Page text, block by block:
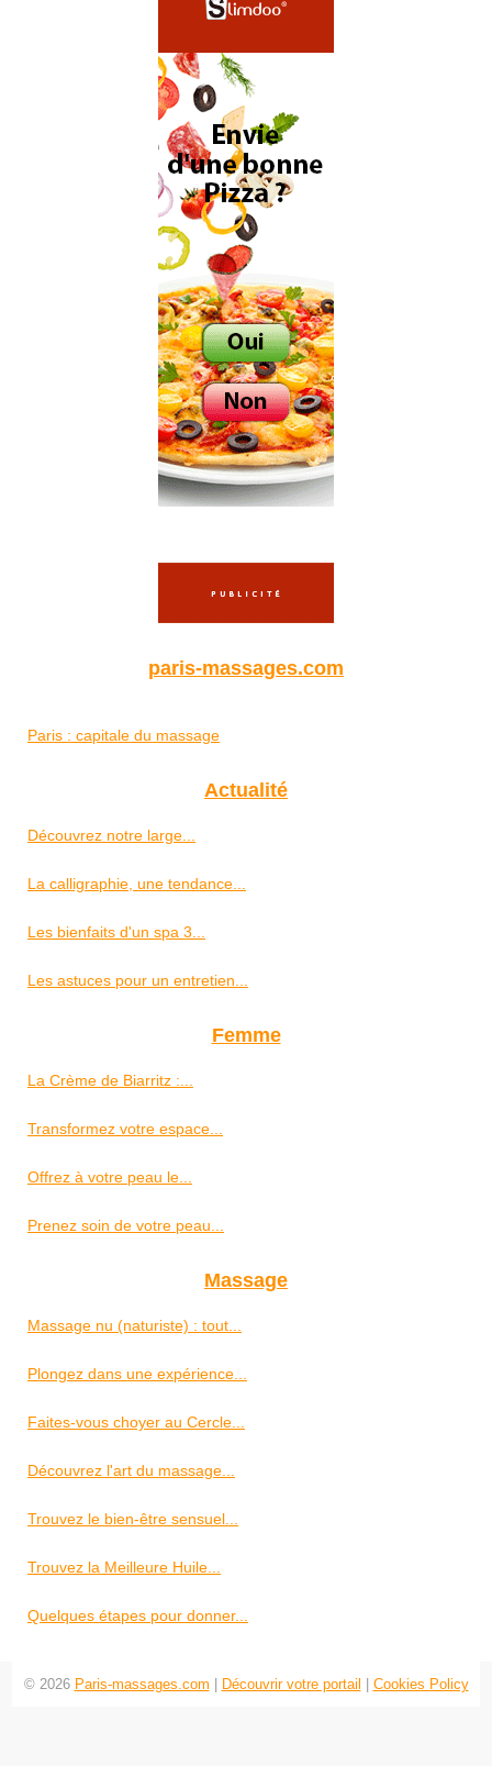
paris-massages.com
Paris : capitale du massage
Actualité
Découvrez notre large...
La calligraphie, une tendance...
Les bienfaits d'un spa 3...
Les astuces pour un entretien...
Femme
La Crème de Biarritz :...
Transformez votre espace...
Offrez à votre peau le...
Prenez soin de votre peau...
Massage
Massage nu (naturiste) : tout...
Plongez dans une expérience...
Faites-vous choyer au Cercle...
Découvrez l'art du massage...
Trouvez le bien-être sensuel...
Trouvez la Meilleure Huile...
Quelques étapes pour donner...
© 2026 Paris-massages.com Découvrir votre portail Cookies Policy